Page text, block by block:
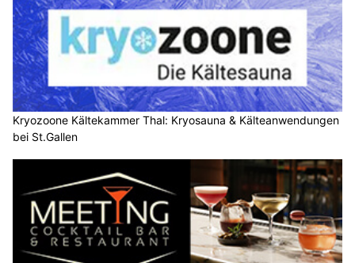
Kryozoone Kältekammer Thal: Kryosauna & Kälteanwendungen
bei St.Gallen